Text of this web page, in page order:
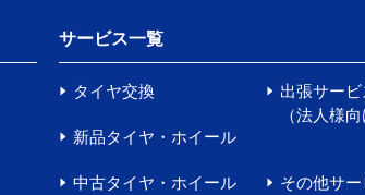
サービス一覧
タイヤ交換
新品タイヤ・ホイール
中古タイヤ・ホイール
出張サー
（法人様向
その他サー